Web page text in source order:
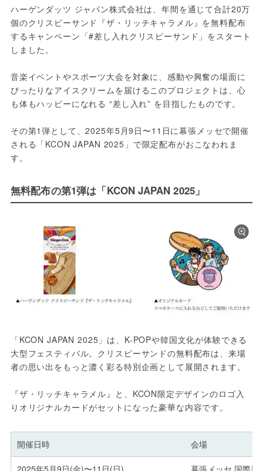
ハーゲンダッツ ジャパン株式会社は、年間を通じて合計20万
個のクリスピーサンド『ザ・リッチキャラメル』を無料配布
するキャンペーン「#差し入れクリスピーサンド」をスタート
しました。
音楽イベントやスポーツ大会を対象に、感動や興奮の場面に
ぴったりなアイスクリームを届けるこのプロジェクトは、心
も体もハッピーになれる “差し入れ” を目指したものです。
その第1弾として、2025年5月9日〜11日に幕張メッセで開催
される「KCON JAPAN 2025」で限定配布がおこなわれま
す。
無料配布の第1弾は「KCON JAPAN 2025」
「KCON JAPAN 2025」は、K-POPや韓国文化が体験できる
大型フェスティバル。クリスピーサンドの無料配布は、来場
者の思い出をもっと濃く彩る特別企画として展開されます。
『ザ・リッチキャラメル』と、KCON限定デザインのロゴ入
りオリジナルカードがセットになった豪華な内容です。
開催日時 会場
2025年5月9日(金)〜11日(日)
幕張メッセ 国際展